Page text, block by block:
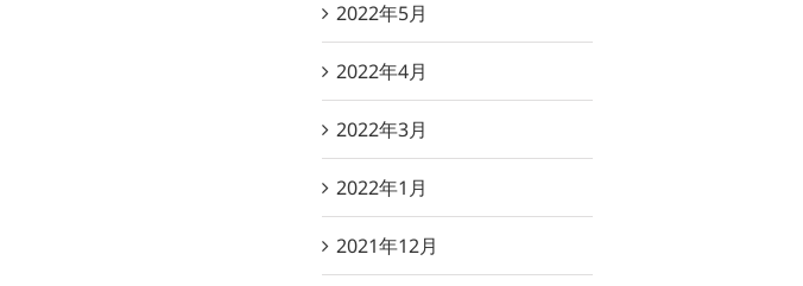
2022年5月
2022年4月
2022年3月
2022年1月
2021年12月